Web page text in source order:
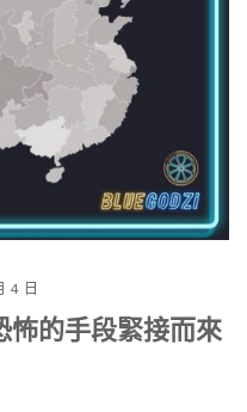
4 日
怖的手段緊接而來